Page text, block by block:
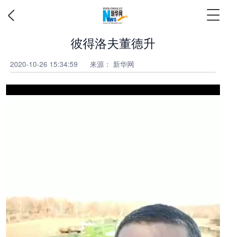
彼得洛夫董德升
2020-10-26 15:34:59 来源： 新华网